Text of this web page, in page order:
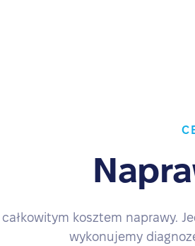
kosztem naprawy.
wykonujemy